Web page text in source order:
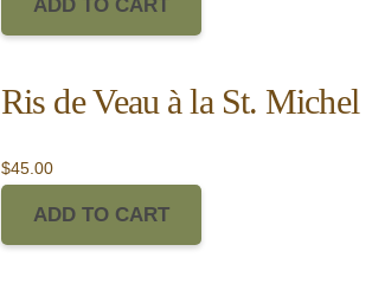
ADD TO CART
Ris de Veau à la St. Michel
$45.00
ADD TO CART